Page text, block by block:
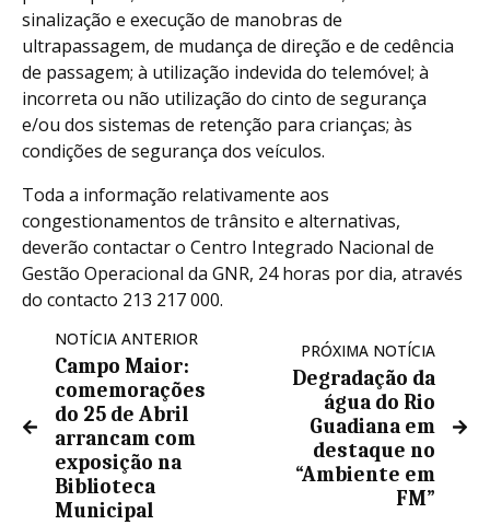
sinalização e execução de manobras de
ultrapassagem, de mudança de direção e de cedência
de passagem; à utilização indevida do telemóvel; à
incorreta ou não utilização do cinto de segurança
e/ou dos sistemas de retenção para crianças; às
condições de segurança dos veículos.
Toda a informação relativamente aos
congestionamentos de trânsito e alternativas,
deverão contactar o Centro Integrado Nacional de
Gestão Operacional da GNR, 24 horas por dia, através
do contacto 213 217 000.
NOTÍCIA ANTERIOR
Campo Maior:
comemorações
do 25 de Abril
arrancam com
exposição na
Biblioteca
Municipal
PRÓXIMA NOTÍCIA
Degradação da
água do Rio
Guadiana em
destaque no
“Ambiente em
FM”